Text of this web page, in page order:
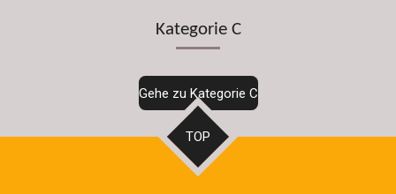
Kategorie C
Gehe zu Kategorie C
TOP